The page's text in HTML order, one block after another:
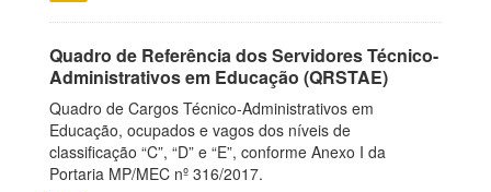
Quadro de Referência dos Servidores Técnico-
Administrativos em Educação (QRSTAE)
Quadro de Cargos Técnico-Administrativos em
Educação, ocupados e vagos dos níveis de
classificação “C”, “D” e “E”, conforme Anexo I da
Portaria MP/MEC nº 316/2017.